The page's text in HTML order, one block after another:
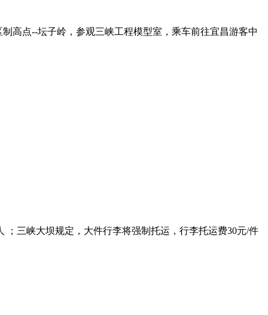
高点--坛子岭，参观三峡工程模型室，乘车前往宜昌游客中
；三峡大坝规定，大件行李将强制托运，行李托运费30元/件